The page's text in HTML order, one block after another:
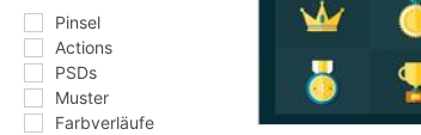
Pinsel
Actions
PSDs
Muster
Farbverläufe